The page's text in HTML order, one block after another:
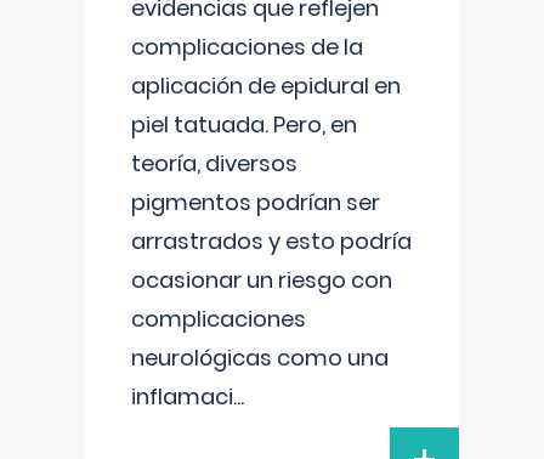
evidencias que reflejen
complicaciones de la
aplicación de epidural en
piel tatuada. Pero, en
teoría, diversos
pigmentos podrían ser
arrastrados y esto podría
ocasionar un riesgo con
complicaciones
neurológicas como una
inflamaci...